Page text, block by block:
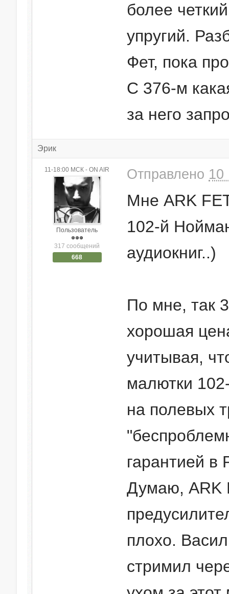
более
упругий.
Фет, пока
С 376-м
за него
Эрик
11-18:00 МСК - ON AIR
Пользователь
317 сообщений
668
Отправлено 10
Мне ARK
102-й
аудиокниг..)
По мне, так
хорошая
учитывая,
малютки
на полевых
гарантией в
Думаю, ARK
плохо.
стримил